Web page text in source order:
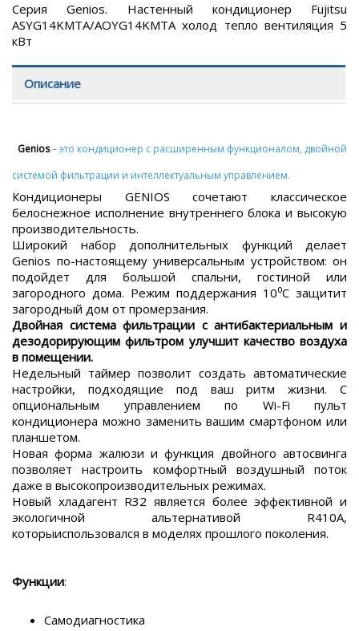
Серия Genios. Настенный кондиционер Fujitsu
ASYG14KMTA/AOYG14KMTA холод тепло вентиляция 5
кВт
Описание
Genios– это кондиционер с расширенным функционалом, двойной
системой фильтрации и интеллектуальным управлением.
Кондиционеры GENIOS сочетают классическое
белоснежное исполнение внутреннего блока и высокую
производительность.
Широкий набор дополнительных функций делает
Genios по-настоящему универсальным устройством: он
подойдет для большой спальни, гостиной или
загородного дома. Режим поддержания 10⁰С защитит
загородный дом от промерзания.
Двойная система фильтрации с антибактериальным и
дезодорирующим фильтром улучшит качество воздуха
в помещении.
Недельный таймер позволит создать автоматические
настройки, подходящие под ваш ритм жизни. С
опциональным управлением по Wi-Fi пульт
кондиционера можно заменить вашим смартфоном или
планшетом.
Новая форма жалюзи и функция двойного автосвинга
позволяет настроить комфортный воздушный поток
даже в высокопроизводительных режимах.
Новый хладагент R32 является более эффективной и
экологичной альтернативой R410A,
которыиспользовался в моделях прошлого поколения.
Функции:
Самодиагностика